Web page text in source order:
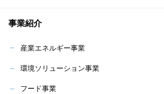
事業紹介
産業エネルギー事業
環境ソリューション事業
フード事業